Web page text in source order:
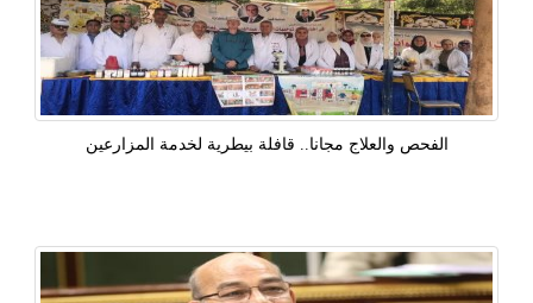
الفحص والعلاج مجانا.. قافلة بيطرية لخدمة المزارعين